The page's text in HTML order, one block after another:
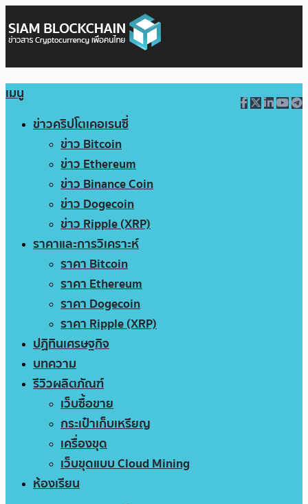
เมนู
ข่าวคริปโตเคอเรนซี่
ข่าว Bitcoin
ข่าว Ethereum
ข่าว Binance Coin
ข่าว Dogecoin
ข่าว Ripple (XRP)
ราคาและการวิเคราะห์
ราคา Bitcoin
ราคา Ethereum
ราคา Dogecoin
ราคา Ripple (XRP)
ปฏิทินเศรษฐกิจ
บทความ
รีวิวผลิตภัณฑ์
เว็บซื้อขาย
กระเป๋าเก็บเหรียญ
เครื่องขุด
เว็บขุดแบบ Cloud Mining
ห้องเรียน